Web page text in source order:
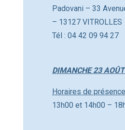
Padovani – 33
– 13127 VITROLLES
Tél : 04 42 09 94 27
DIMANCHE 23
Horaires de présence
13h00 et 14h00 –